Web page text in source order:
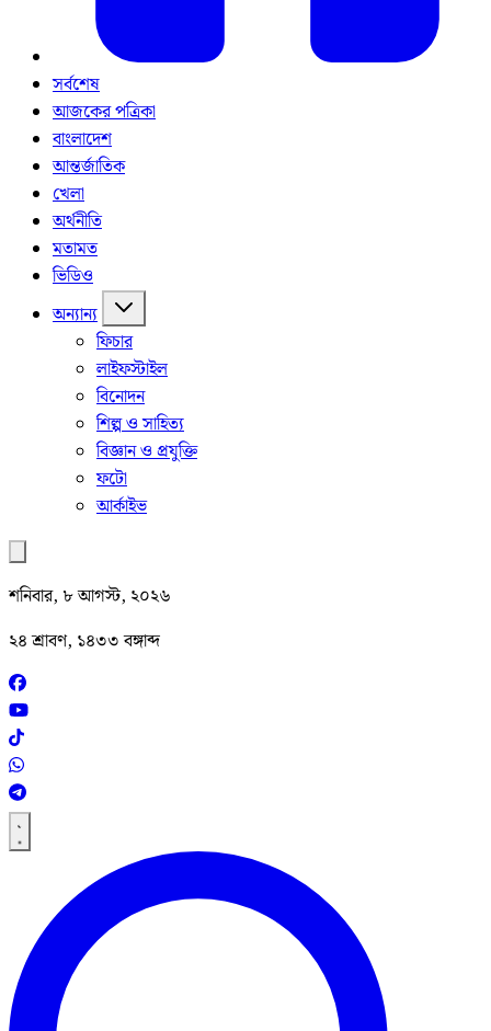
সর্বশেষ
আজকের পত্রিকা
বাংলাদেশ
আন্তর্জাতিক
খেলা
অর্থনীতি
মতামত
ভিডিও
অন্যান্য
ফিচার
লাইফস্টাইল
বিনোদন
শিল্প ও সাহিত্য
বিজ্ঞান ও প্রযুক্তি
ফটো
আর্কাইভ
শনিবার, ৮ আগস্ট, ২০২৬
২৪ শ্রাবণ, ১৪৩৩ বঙ্গাব্দ